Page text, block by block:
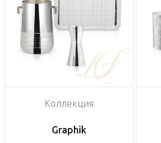
Коллекция
Graphik